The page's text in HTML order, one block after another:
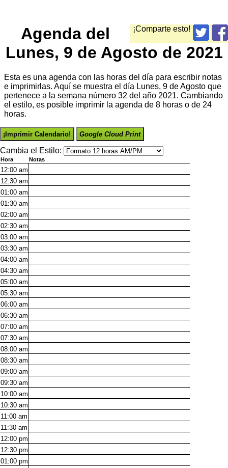
¡Comparte esto!
Agenda del
Lunes, 9 de Agosto de 2021
Esta es una agenda con las horas del día para escribir notas
e imprimirlas. Aquí se muestra el día Lunes, 9 de Agosto que
pertenece a la semana número 32 del año 2021. Cambiando
el estilo, es posible imprimir la agenda de 8 horas o de 24
horas.
¡Imprimir Calendario! Google Cloud Print
Cambia el Estilo:
Hora Notas
12:00 am
12:30 am
01:00 am
01:30 am
02:00 am
02:30 am
03:00 am
03:30 am
04:00 am
04:30 am
05:00 am
05:30 am
06:00 am
06:30 am
07:00 am
07:30 am
08:00 am
08:30 am
09:00 am
09:30 am
10:00 am
10:30 am
11:00 am
11:30 am
12:00 pm
12:30 pm
01:00 pm